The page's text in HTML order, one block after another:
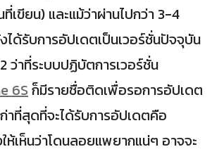
ที่เขียน) และแม้ว่าผ่านไปกว่า 3-4
ได้รับการอัปเดตเป็นเวอร์ชั่นปัจจุบัน
ว่าที่ระบบปฏิบัตการเวอร์ชั่น
6Sก็มีรายชื่อติดเพื่อรอการอัปเดต
ก่าที่สุดที่จะได้รับการอัปเดตคือ
ห้เห็นว่าโดนลอยแพยากแน่ๆ อาจจะ